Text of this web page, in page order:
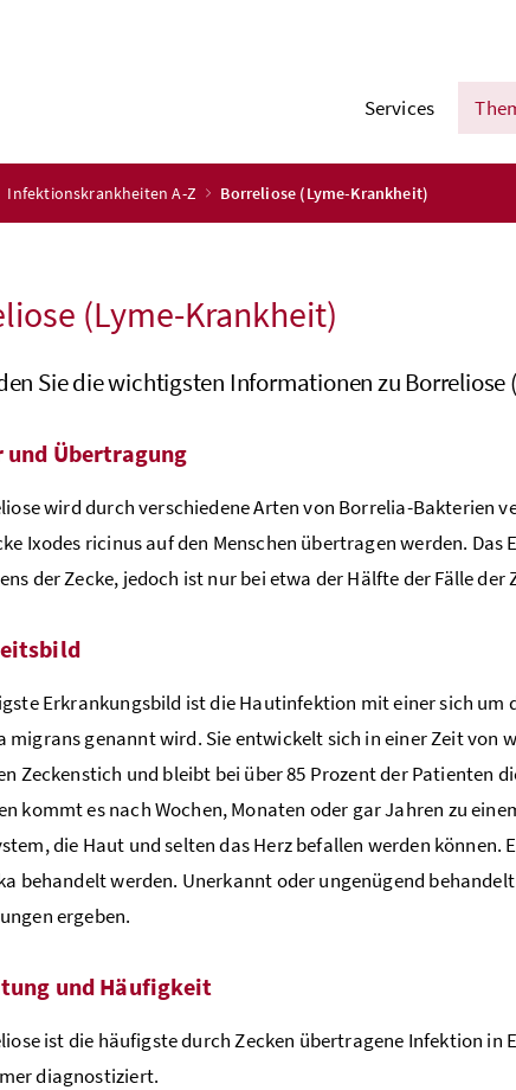
Services
Infektionskrankheiten A-Z Borreliose (Lyme-Krankheit)
(Lyme-Krankheit)
Sie die wichtigsten Informationen zu Borreliose
und Übertragung
wird durch verschiedene Arten von Borrelia-Bakterien
Ixodes ricinus auf den Menschen übertragen werden.
der Zecke, jedoch ist nur bei etwa der Hälfte der Fälle
Erkrankungsbild ist die Hautinfektion mit einer sich
migrans genannt wird. Sie entwickelt sich in einer Zeit von
Zeckenstich und bleibt bei über 85 Prozent der Patienten
kommt es nach Wochen, Monaten oder gar Jahren zu
die Haut und selten das Herz befallen werden
behandelt werden. Unerkannt oder ungenügend
ergeben.
und Häufigkeit
ist die häufigste durch Zecken übertragene Infektion
diagnostiziert.